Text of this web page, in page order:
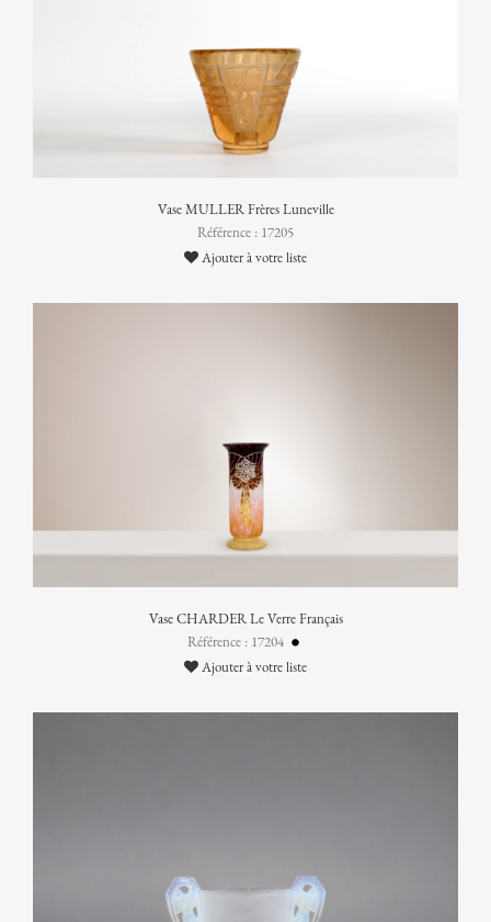
Vase MULLER Frères Luneville
Référence : 17205
Ajouter à votre liste
Vase CHARDER Le Verre Français
Référence : 17204
Ajouter à votre liste